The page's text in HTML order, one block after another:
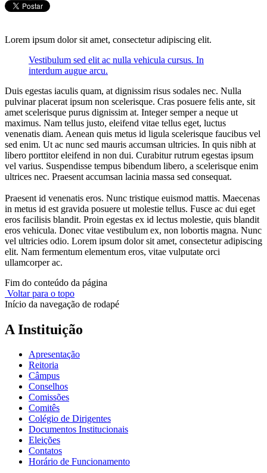
Lorem ipsum dolor sit amet, consectetur adipiscing elit.
Vestibulum sed elit ac nulla vehicula cursus. In
interdum augue arcu.
Duis egestas iaculis quam, at dignissim risus sodales nec. Nulla
pulvinar placerat ipsum non scelerisque. Cras posuere felis ante, sit
amet scelerisque purus dignissim at. Integer semper a neque ut
maximus. Nam tellus justo, eleifend vitae tellus eget, luctus
venenatis diam. Aenean quis metus id ligula scelerisque faucibus vel
sed enim. Ut ac nunc sed mauris accumsan ultricies. In quis nibh at
libero porttitor eleifend in non dui. Curabitur rutrum egestas ipsum
vel varius. Suspendisse tempus bibendum libero, a scelerisque enim
ultrices nec. Praesent accumsan lacinia massa sed consequat.
Praesent id venenatis eros. Nunc tristique euismod mattis. Maecenas
in metus id est gravida posuere ut molestie tellus. Fusce ac dui eget
eros facilisis blandit. Proin egestas ex id lectus molestie, quis blandit
eros vehicula. Donec vitae vestibulum ex, non lobortis magna. Nunc
vel ultricies odio. Lorem ipsum dolor sit amet, consectetur adipiscing
elit. Nam fermentum elementum eros, vitae vulputate orci
ullamcorper ac.
Fim do conteúdo da página
Voltar para o topo
Início da navegação de rodapé
A Instituição
Apresentação
Reitoria
Câmpus
Conselhos
Comissões
Comitês
Colégio de Dirigentes
Documentos Institucionais
Eleições
Contatos
Horário de Funcionamento